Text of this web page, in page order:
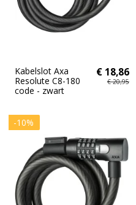
Kabelslot Axa
Resolute C8-180
code - zwart
€ 18,86
€ 20,95
-10%